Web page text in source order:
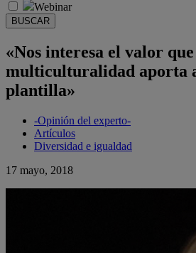
Webinar
BUSCAR
«Nos interesa el valor
multiculturalidad aporta
plantilla»
-Opinión del experto-
Artículos
Diversidad e igualdad
17 mayo, 2018